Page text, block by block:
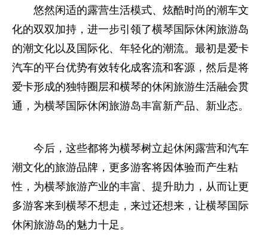
悠然闲适的露营生活模式、炫酷时尚的潮车文
化的双双加持，进一步引领了横琴国际休闲旅游岛
的潮文化以及国际化、年轻化的潮流。最初是爱卡
汽车的平台优势有效转化成客流和客源，然后是将
爱卡形成的独特圈层和横琴的休闲旅游生活融会贯
通，为横琴国际休闲旅游岛丰富新产品、新业态。
今后，这些都将为横琴树立起休闲露营和汽车
潮文化的旅游品牌，更多游客将因体验而产生粘
性 ，为横琴旅游产业的丰富、提升助力，从而让更
多游客来到横琴不想走，来过还想来，让横琴国际
休闲旅游岛的魅力十足。